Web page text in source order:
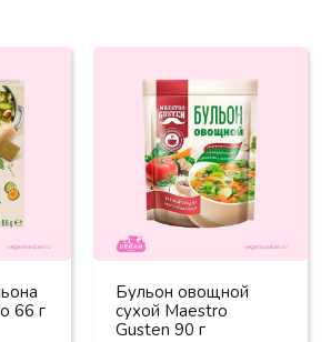
66 г
Бульон овощной
сухой Maestro
Gusten 90 г